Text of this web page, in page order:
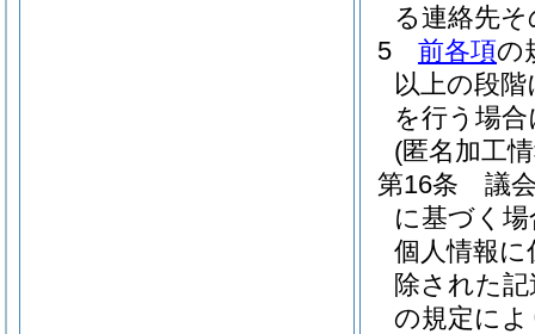
る連絡先
5
前各項の
以上の段
を行う場
(匿名加工
第16条
議
に基づく
個人情報
除された
の規定に